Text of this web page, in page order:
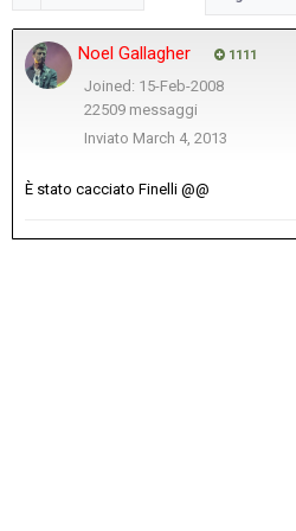
Noel Gallagher 1111
Joined: 15-Feb-2008
22509 messaggi
Inviato March 4, 2013
È stato cacciato Finelli @@